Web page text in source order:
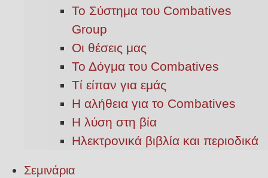
Το Σύστημα του Combatives
Group
Οι θέσεις μας
Το Δόγμα του Combatives
Τί είπαν για εμάς
Η αλήθεια για το Combatives
Η λύση στη βία
Ηλεκτρονικά βιβλία και περιοδικά
Σεμινάρια